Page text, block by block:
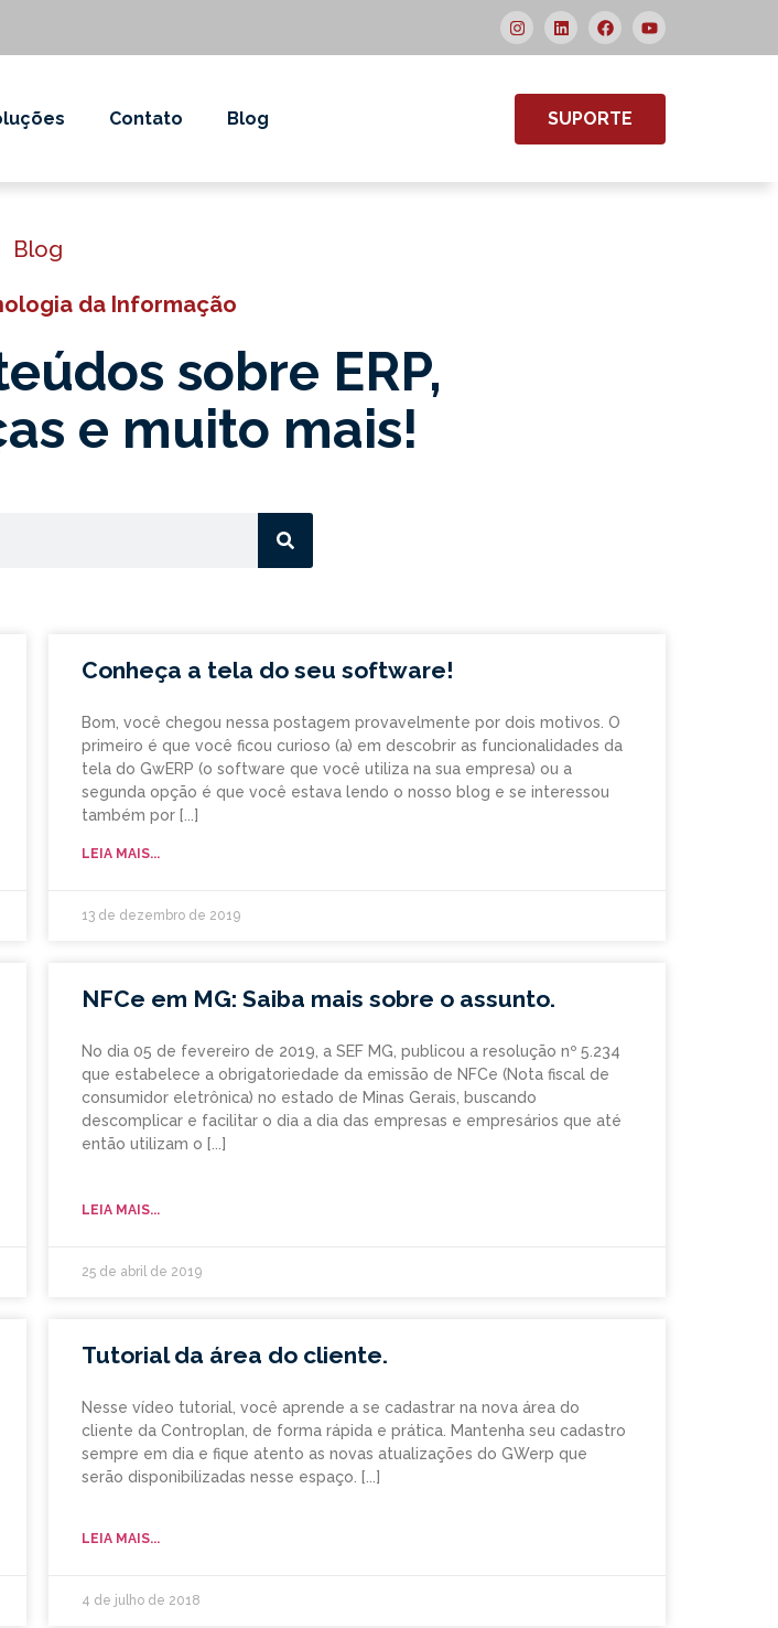
Contato Blog SUPORTE
Blog
da Informação
sobre ERP,
e muito mais!
Conheça a tela do seu software!
Bom, você chegou nessa postagem provavelmente por dois motivos. O
primeiro é que você ficou curioso (a) em descobrir as funcionalidades da
tela do GwERP (o software que você utiliza na sua empresa) ou a
segunda opção é que você estava lendo o nosso blog e se interessou
também por
LEIA MAIS...
13 de dezembro de 2019
NFCe em MG: Saiba mais sobre o assunto.
No dia 05 de fevereiro de 2019, a SEF MG, publicou a resolução nº 5.234
que estabelece a obrigatoriedade da emissão de NFCe (Nota fiscal de
consumidor eletrônica) no estado de Minas Gerais, buscando
descomplicar e facilitar o dia a dia das empresas e empresários que até
então utilizam o
LEIA MAIS...
25 de abril de 2019
Tutorial da área do cliente.
Nesse vídeo tutorial, você aprende a se cadastrar na nova área do
cliente da Controplan, de forma rápida e prática. Mantenha seu cadastro
sempre em dia e fique atento as novas atualizações do GWerp que
serão disponibilizadas nesse espaço.
LEIA MAIS...
4 de julho de 2018